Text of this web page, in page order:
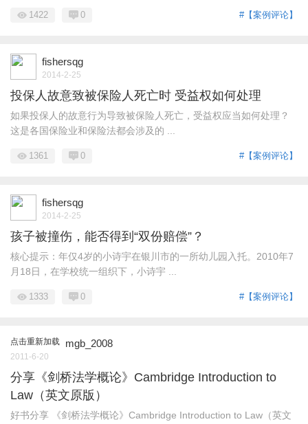
#【案例评论】
1422 0
fishersqg
2014-2-25
投保人故意致被保险人死亡时 受益权如何处理
如果投保人的故意行为导致被保险人死亡，受益权应当如何处理？
这是各国保险业和保险法都会涉及的 ...
#【案例评论】
1361 0
fishersqg
2014-2-25
孩子被撞伤，能否得到“双份赔偿”？
核心提示：年仅4岁的小诗宇在银川市的一所幼儿园入托。2010年7
月18日，在学校统一组织下，小诗宇 ...
#【案例评论】
1333 0
点击重新加载 mgb_2008
2011-6-20
分享《剑桥法学概论》Cambridge Introduction to
Law（英文原版）
好书分享 《剑桥法学概论》Cambridge Introduction to Law（英文